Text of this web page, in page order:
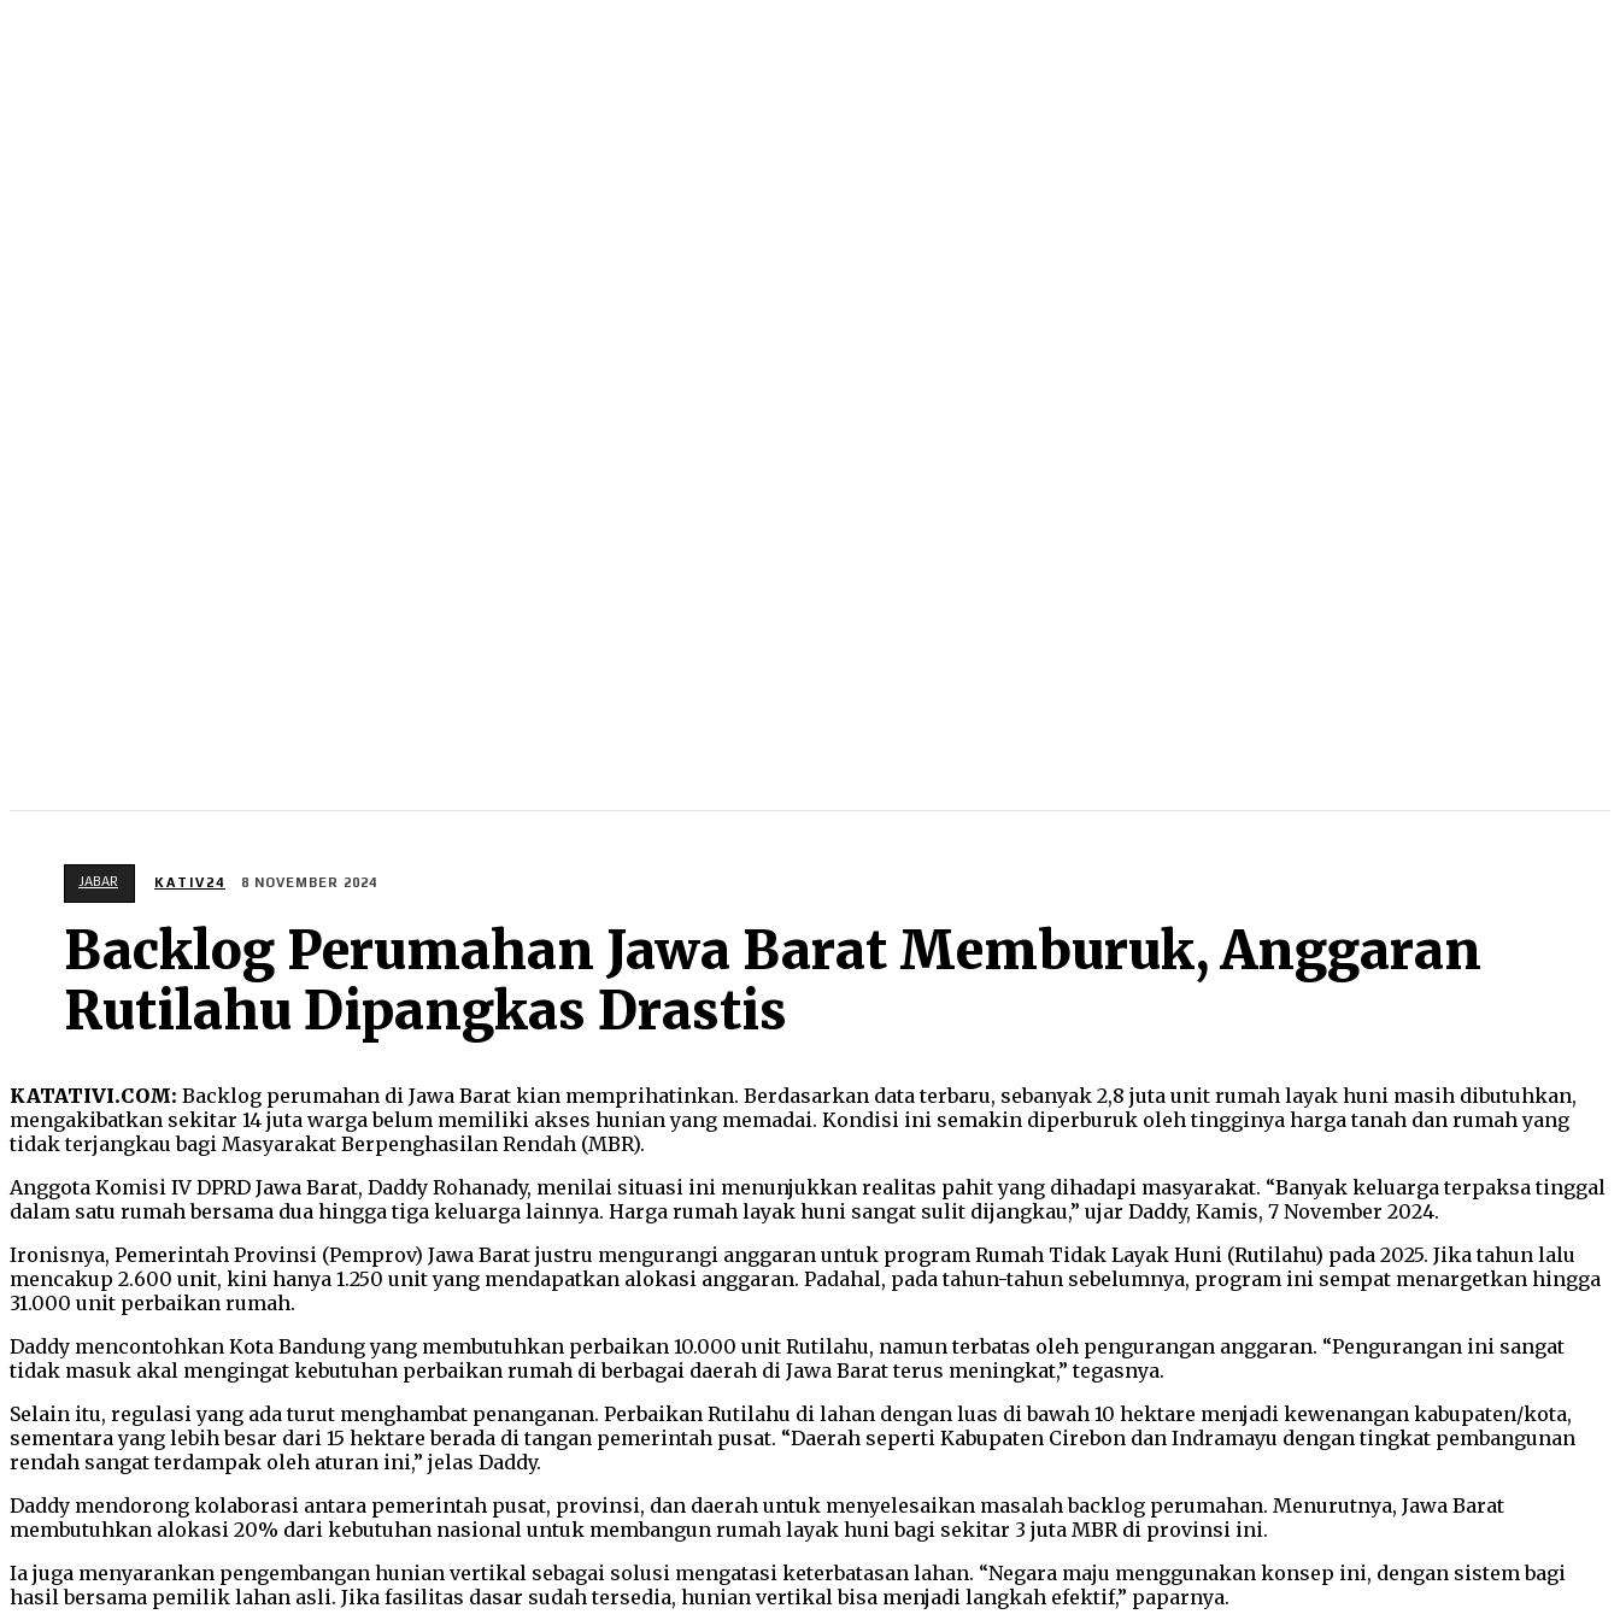
JABAR KATIV24 8 NOVEMBER 2024
Backlog Perumahan Jawa Barat Memburuk, Anggaran
Rutilahu Dipangkas Drastis
KATATIVI.COM: Backlog perumahan di Jawa Barat kian memprihatinkan. Berdasarkan data terbaru, sebanyak 2,8 juta unit rumah layak huni masih dibutuhkan,
mengakibatkan sekitar 14 juta warga belum memiliki akses hunian yang memadai. Kondisi ini semakin diperburuk oleh tingginya harga tanah dan rumah yang
tidak terjangkau bagi Masyarakat Berpenghasilan Rendah (MBR).
Anggota Komisi IV DPRD Jawa Barat, Daddy Rohanady, menilai situasi ini menunjukkan realitas pahit yang dihadapi masyarakat. “Banyak keluarga terpaksa tinggal
dalam satu rumah bersama dua hingga tiga keluarga lainnya. Harga rumah layak huni sangat sulit dijangkau,” ujar Daddy, Kamis, 7 November 2024.
Ironisnya, Pemerintah Provinsi (Pemprov) Jawa Barat justru mengurangi anggaran untuk program Rumah Tidak Layak Huni (Rutilahu) pada 2025. Jika tahun lalu
mencakup 2.600 unit, kini hanya 1.250 unit yang mendapatkan alokasi anggaran. Padahal, pada tahun-tahun sebelumnya, program ini sempat menargetkan hingga
31.000 unit perbaikan rumah.
Daddy mencontohkan Kota Bandung yang membutuhkan perbaikan 10.000 unit Rutilahu, namun terbatas oleh pengurangan anggaran. “Pengurangan ini sangat
tidak masuk akal mengingat kebutuhan perbaikan rumah di berbagai daerah di Jawa Barat terus meningkat,” tegasnya.
Selain itu, regulasi yang ada turut menghambat penanganan. Perbaikan Rutilahu di lahan dengan luas di bawah 10 hektare menjadi kewenangan kabupaten/kota,
sementara yang lebih besar dari 15 hektare berada di tangan pemerintah pusat. “Daerah seperti Kabupaten Cirebon dan Indramayu dengan tingkat pembangunan
rendah sangat terdampak oleh aturan ini,” jelas Daddy.
Daddy mendorong kolaborasi antara pemerintah pusat, provinsi, dan daerah untuk menyelesaikan masalah backlog perumahan. Menurutnya, Jawa Barat
membutuhkan alokasi 20% dari kebutuhan nasional untuk membangun rumah layak huni bagi sekitar 3 juta MBR di provinsi ini.
Ia juga menyarankan pengembangan hunian vertikal sebagai solusi mengatasi keterbatasan lahan. “Negara maju menggunakan konsep ini, dengan sistem bagi
hasil bersama pemilik lahan asli. Jika fasilitas dasar sudah tersedia, hunian vertikal bisa menjadi langkah efektif,” paparnya.